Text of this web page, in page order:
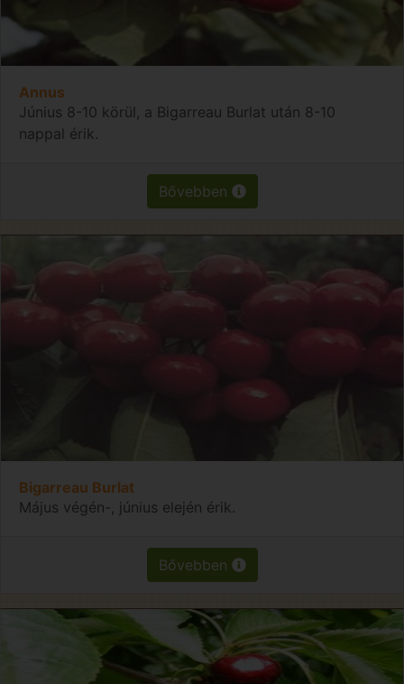
Annus
Június 8-10 körül, a Bigarreau Burlat után 8-10
nappal érik.
Bővebben
Bigarreau Burlat
Május végén-, június elején érik.
Bővebben